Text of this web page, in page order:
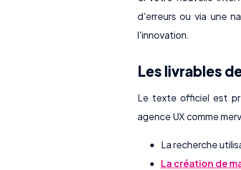
d'erreurs ou via une
l'innovation.
Les livrables
Le texte officiel est
agence UX comme
La recherche
La création de